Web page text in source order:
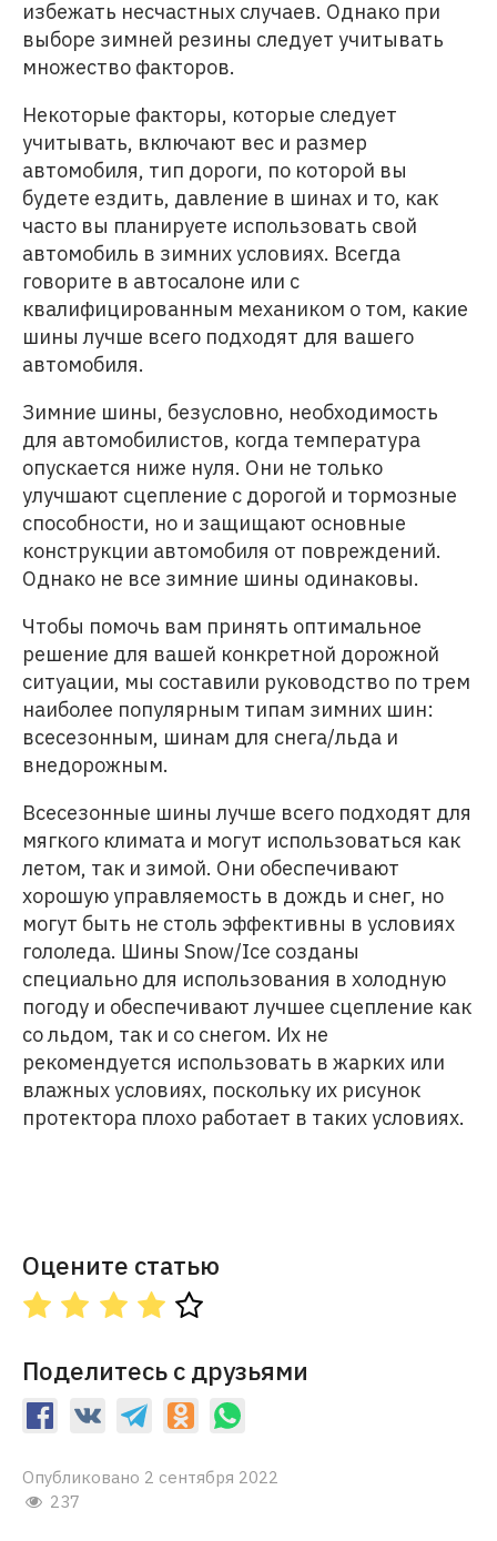
избежать несчастных случаев. Однако при
выборе зимней резины следует учитывать
множество факторов.
Некоторые факторы, которые следует
учитывать, включают вес и размер
автомобиля, тип дороги, по которой вы
будете ездить, давление в шинах и то, как
часто вы планируете использовать свой
автомобиль в зимних условиях. Всегда
говорите в автосалоне или с
квалифицированным механиком о том, какие
шины лучше всего подходят для вашего
автомобиля.
Зимние шины, безусловно, необходимость
для автомобилистов, когда температура
опускается ниже нуля. Они не только
улучшают сцепление с дорогой и тормозные
способности, но и защищают основные
конструкции автомобиля от повреждений.
Однако не все зимние шины одинаковы.
Чтобы помочь вам принять оптимальное
решение для вашей конкретной дорожной
ситуации, мы составили руководство по трем
наиболее популярным типам зимних шин:
всесезонным, шинам для снега/льда и
внедорожным.
Всесезонные шины лучше всего подходят для
мягкого климата и могут использоваться как
летом, так и зимой. Они обеспечивают
хорошую управляемость в дождь и снег, но
могут быть не столь эффективны в условиях
гололеда. Шины Snow/Ice созданы
специально для использования в холодную
погоду и обеспечивают лучшее сцепление как
со льдом, так и со снегом. Их не
рекомендуется использовать в жарких или
влажных условиях, поскольку их рисунок
протектора плохо работает в таких условиях.
Оцените статью
Поделитесь с друзьями
Опубликовано 2 сентября 2022
237